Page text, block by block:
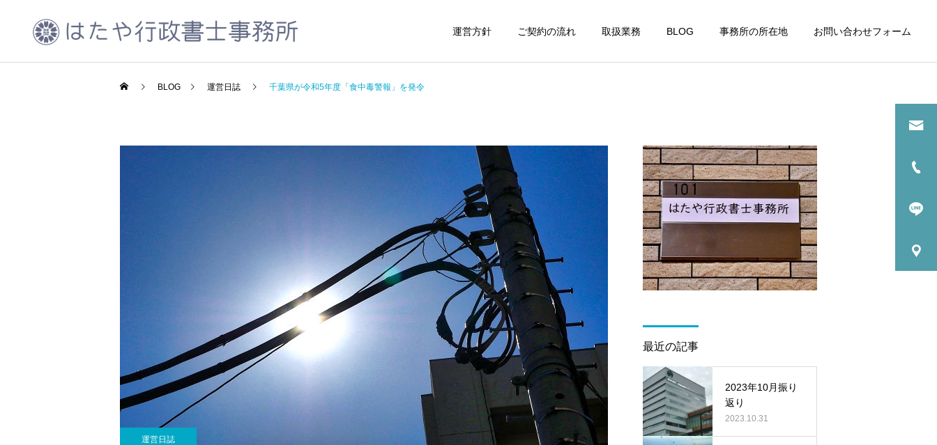
運営方針 ご契約の流れ 取扱業務 BLOG 事務所の所在地 お問い合わせフォーム
建設業許可申請 古物商許可申請
車庫証明書の申請代行
千葉市中小企業者エネ
ルギー価格等高騰対策
ちば事業再構築チャレ
運営日誌
京成電鉄の成田空港広告列
車
運営日誌
整備工事が進む浜松町駅周
辺
当事務所隣のタイムズカー
が車両更新
BLOG 運営日誌 千葉県が令和5年度「食中毒警報」を発令
運営日誌
最近の記事
2023年10月振り
返り
2023.10.31